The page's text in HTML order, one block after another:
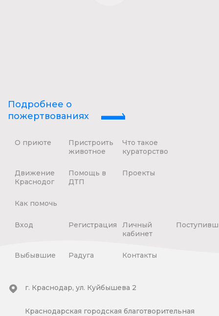
Подробнее о
пожертвованиях
О приюте
Пристроить
животное
Что такое
кураторство
Движение
Краснодог
Помощь в
ДТП
Проекты
Как помочь
Вход Регистрация
Личный
кабинет
Выбывшие Радуга Контакты
г. Краснодар, ул. Куйбышева 2
Краснодарская городская благотворительная